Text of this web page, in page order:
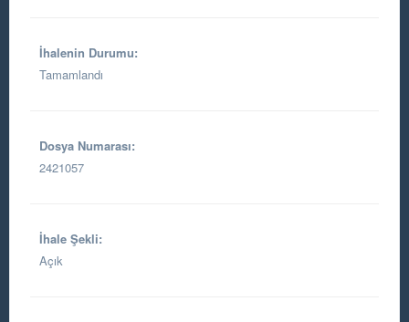
İhalenin Durumu:
Tamamlandı
Dosya Numarası:
2421057
İhale Şekli:
Açık